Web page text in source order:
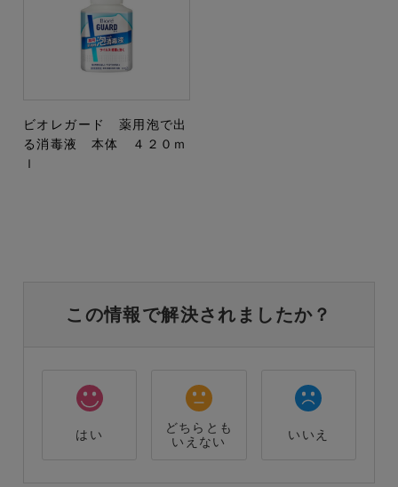
ビオレガード 薬用泡で出
る消毒液 本体 ４２０ｍ
ｌ
この情報で解決されましたか？
はい
どちらとも
いえない
いいえ